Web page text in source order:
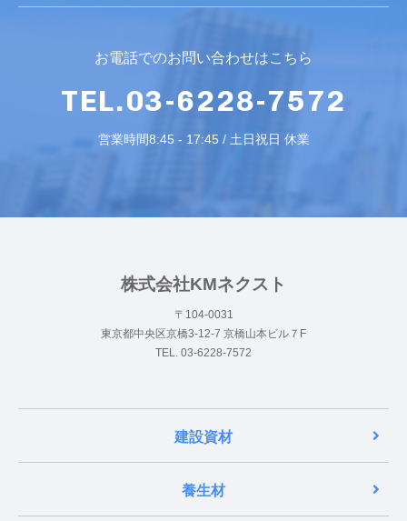
お電話でのお問い合わせはこちら
TEL.03-6228-7572
営業時間8:45 - 17:45 / 土日祝日 休業
株式会社KMネクスト
〒104-0031
東京都中央区京橋3-12-7 京橋山本ビル７F
TEL. 03-6228-7572
建設資材
養生材